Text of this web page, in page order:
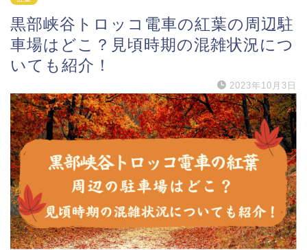
黒部峡谷トロッコ電車の紅葉の周辺駐
車場はどこ？見頃時期の混雑状況につ
いても紹介！
2023年10月3日